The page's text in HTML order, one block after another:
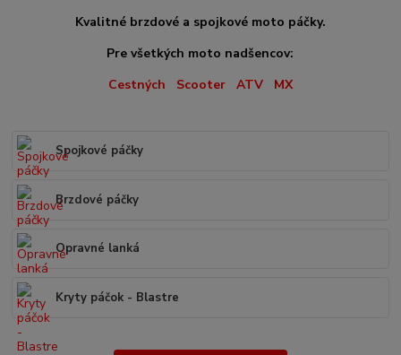
Kvalitné brzdové a spojkové moto páčky.
Pre všetkých moto nadšencov:
Cestných Scooter ATV MX
Spojkové páčky
Brzdové páčky
Opravné lanká
Kryty páčok - Blastre